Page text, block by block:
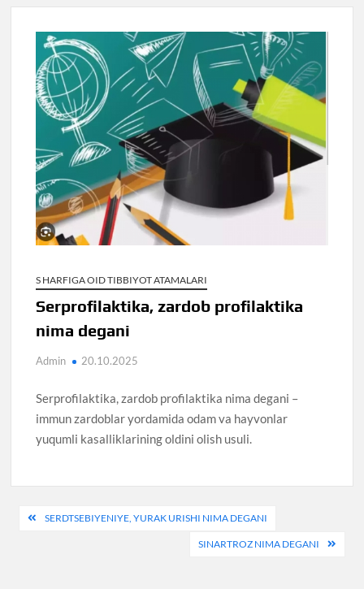
S HARFIGA OID TIBBIYOT ATAMALARI
Serprofilaktika, zardob profilaktika
nima degani
Admin 20.10.2025
Serprofilaktika, zardob profilaktika nima degani –
immun zardoblar yordamida odam va hayvonlar
yuqumli kasalliklarining oldini olish usuli.
PostSERDTSEBIYENIYE, YURAK URISHI NIMA DEGANI
SINARTROZ NIMA DEGANI